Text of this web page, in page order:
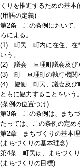
くりを推進するための基本
(用語の定義)
第2条 この条例において、
ろによる。
(1) 町民 町内に在住、在
いう。
(2) 議会 亘理町議会及び
(3) 町 亘理町の執行機関
(4) 協働 町民、議会及び町
ともに協力することをいう。
(条例の位置づけ)
第3条 この条例は、まちづ
たっては、この条例の定め
第2章 まちづくりの基本
(まちづくりの基本理念)
第4条 町民は、まちづくり
(まちづくりの目標)